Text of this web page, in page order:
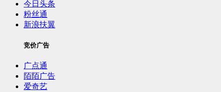
今日头条
粉丝通
新浪扶翼
竞价广告
广点通
陌陌广告
爱奇艺